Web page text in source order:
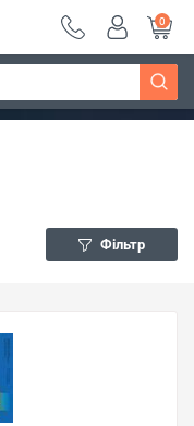
Дізнатись більше
0
Фільтр